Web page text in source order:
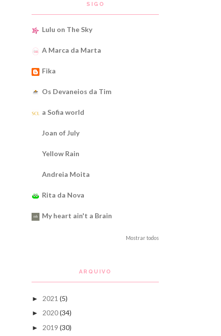
SIGO
Lulu on The Sky
A Marca da Marta
Fika
Os Devaneios da Tim
a Sofia world
Joan of July
Yellow Rain
Andreia Moita
Rita da Nova
My heart ain't a Brain
Mostrar todos
ARQUIVO
► 2021 (5)
► 2020(34)
► 2019 (30)